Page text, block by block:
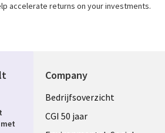
accelerate returns on your investments.
Company
Useful
links
Bedrijfsoverzicht
CGI 50 jaar